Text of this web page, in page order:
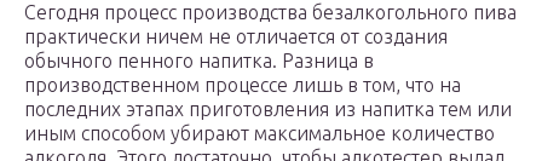
Сегодня процесс производства безалкогольного пива
практически ничем не отличается от создания
обычного пенного напитка. Разница в
производственном процессе лишь в том, что на
последних этапах приготовления из напитка тем или
иным способом убирают максимальное количество